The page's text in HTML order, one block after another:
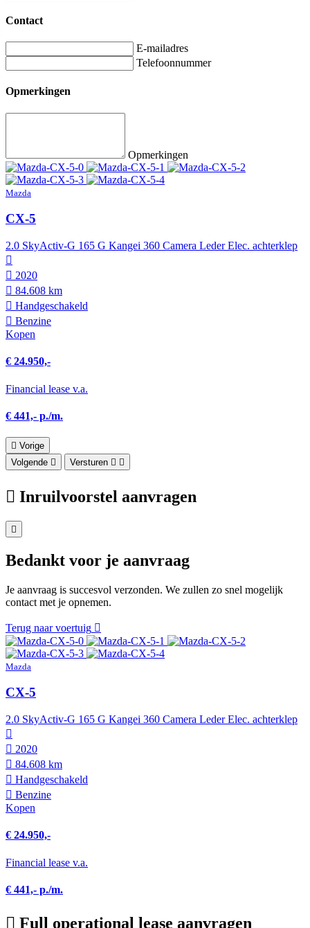
Contact
E-mailadres
Telefoonnummer
Opmerkingen
Opmerkingen
Mazda
CX-5
2.0 SkyActiv-G 165 G Kangei 360 Camera Leder Elec. achterklep
2020
84.608 km
Hand­geschakeld
Benzine
Kopen
€ 24.950,-
Financial lease v.a.
€ 441,- p./m.
Vorige
Volgende
Versturen
Inruilvoorstel aanvragen
Bedankt voor je aanvraag
Je aanvraag is succesvol verzonden. We zullen zo snel mogelijk
contact met je opnemen.
Terug naar voertuig
Mazda
CX-5
2.0 SkyActiv-G 165 G Kangei 360 Camera Leder Elec. achterklep
2020
84.608 km
Hand­geschakeld
Benzine
Kopen
€ 24.950,-
Financial lease v.a.
€ 441,- p./m.
Full operational lease aanvragen